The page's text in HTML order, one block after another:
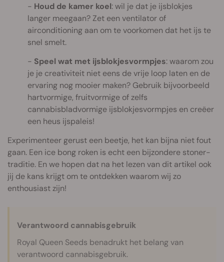
Houd de kamer koel: wil je dat je ijsblokjes
langer meegaan? Zet een ventilator of
airconditioning aan om te voorkomen dat het ijs te
snel smelt.
Speel wat met ijsblokjesvormpjes: waarom zou
je je creativiteit niet eens de vrije loop laten en de
ervaring nog mooier maken? Gebruik bijvoorbeeld
hartvormige, fruitvormige of zelfs
cannabisbladvormige ijsblokjesvormpjes en creëer
een heus ijspaleis!
Experimenteer gerust een beetje, het kan bijna niet fout
gaan. Een ice bong roken is echt een bijzondere stoner-
traditie. En we hopen dat na het lezen van dit artikel ook
jij de kans krijgt om te ontdekken waarom wij zo
enthousiast zijn!
Verantwoord cannabisgebruik
Royal Queen Seeds benadrukt het belang van
verantwoord cannabisgebruik.